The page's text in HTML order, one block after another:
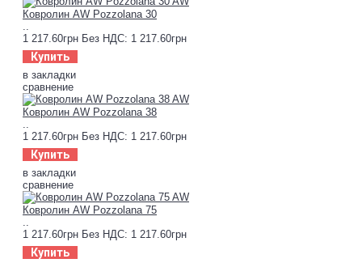
Ковролин AW Pozzolana 30
1 217.60грн Без НДС: 1 217.60грн
Купить
в закладки
сравнение
Ковролин AW Pozzolana 38
1 217.60грн Без НДС: 1 217.60грн
Купить
в закладки
сравнение
Ковролин AW Pozzolana 75
1 217.60грн Без НДС: 1 217.60грн
Купить